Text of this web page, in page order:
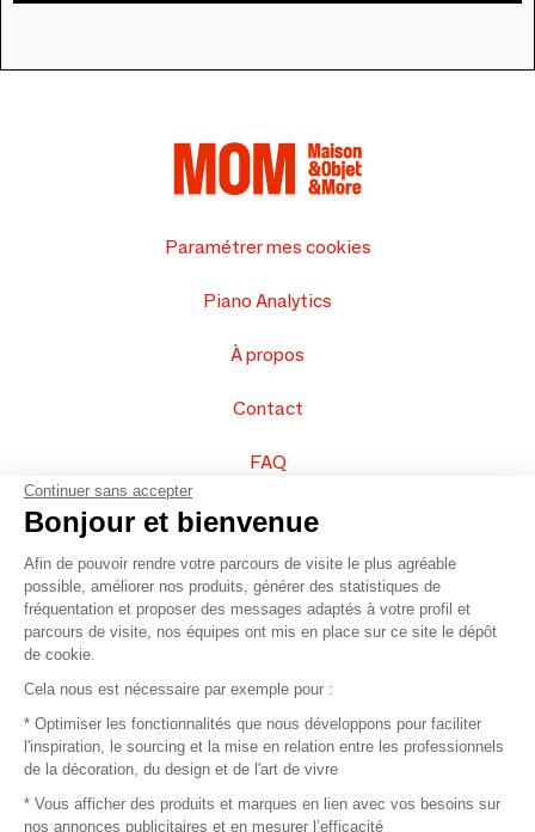
Paramétrer mes cookies
Piano Analytics
À propos
Contact
FAQ
Vendez vos produits
Plan du site
© 2016 –Organisation SAFI
Recrutement
Continuer sans accepter
Bonjour et bienvenue
Afin de pouvoir rendre votre parcours de visite le plus agréable
possible, améliorer nos produits, générer des statistiques de
fréquentation et proposer des messages adaptés à votre profil et
parcours de visite, nos équipes ont mis en place sur ce site le dépôt
de cookie.
Cela nous est nécessaire par exemple pour :
* Optimiser les fonctionnalités que nous développons pour faciliter
l'inspiration, le sourcing et la mise en relation entre les professionnels
de la décoration, du design et de l'art de vivre
* Vous afficher des produits et marques en lien avec vos besoins sur
nos annonces publicitaires et en mesurer l’efficacité